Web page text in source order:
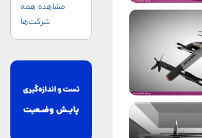
مشاهده همه
شرکت‌ها